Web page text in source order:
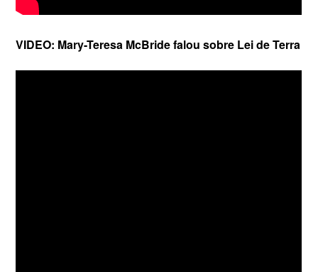
VIDEO: Mary-Teresa McBride falou sobre Lei de Terra